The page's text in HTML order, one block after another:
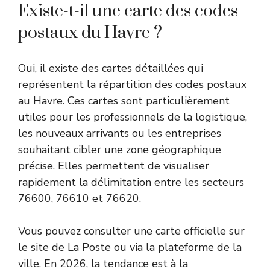
Existe-t-il une carte des codes
postaux du Havre ?
Oui, il existe des cartes détaillées qui
représentent la répartition des codes postaux
au Havre. Ces cartes sont particulièrement
utiles pour les professionnels de la logistique,
les nouveaux arrivants ou les entreprises
souhaitant cibler une zone géographique
précise. Elles permettent de visualiser
rapidement la délimitation entre les secteurs
76600, 76610 et 76620.
Vous pouvez consulter une carte officielle sur
le site de La Poste ou via la plateforme de la
ville. En 2026, la tendance est à la